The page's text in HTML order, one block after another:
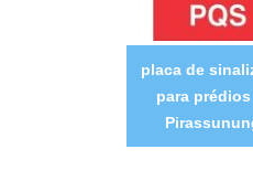
placa de
para prédios